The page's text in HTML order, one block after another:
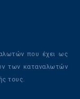
που έχει ως
των καταναλωτών
τους.